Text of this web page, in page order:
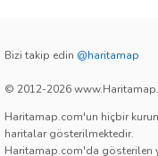
Bizi takip edin @haritamap
© 2012-2026
Haritamap.com'un hiçbir
haritalar gösterilmektedir.
Haritamap.com'da gösterilen